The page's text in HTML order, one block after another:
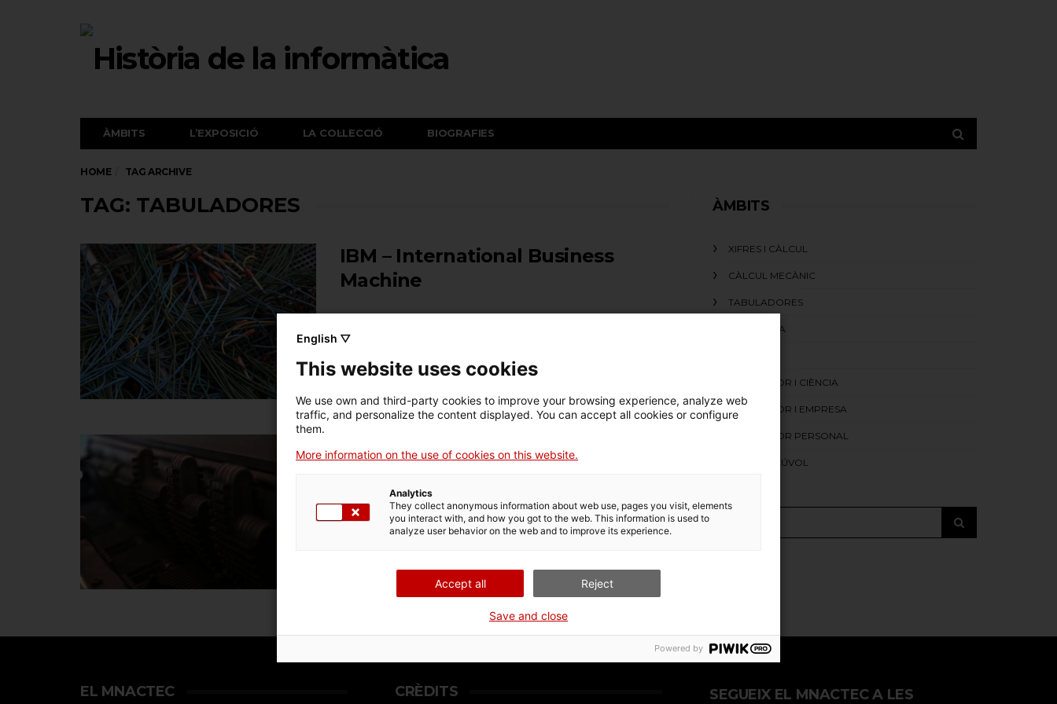
ÀMBITS L’EXPOSICIÓ LA COL·LECCIÓ BIOGRAFIES
HOME TAG ARCHIVE
TAG: TABULADORES
IBM – International Business
Machine
Conjunt SAMAS
ÀMBITS
XIFRES I CÀLCUL
CÀLCUL MECÀNIC
TABULADORES
LA GUERRA
ORDINADOR I CIÈNCIA
ORDINADOR I EMPRESA
ORDINADOR PERSONAL
EL GRAN NÚVOL
EL MNACTEC CRÈDITS
SEGUEIX EL MNACTEC A LES
English ▽
This website uses cookies
We use own and third-party cookies to improve your browsing experience, analyze web
traffic, and personalize the content displayed. You can accept all cookies or configure
them.
More information on the use of cookies on this website.
Analytics
They collect anonymous information about web use, pages you visit, elements
you interact with, and how you got to the web. This information is used to
analyze user behavior on the web and to improve its experience.
Accept all Reject
Save and close
Powered by